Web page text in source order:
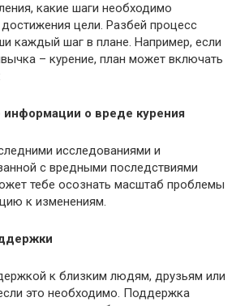
какие шаги необходимо
цели. Разбей процесс
каждый шаг в плане. Например, если
– курение, план может включать
информации о вреде курения
исследованиями и
с вредными последствиями
тебе осознать масштаб проблемы
к изменениям.
к близким людям, друзьям или
это необходимо. Поддержка